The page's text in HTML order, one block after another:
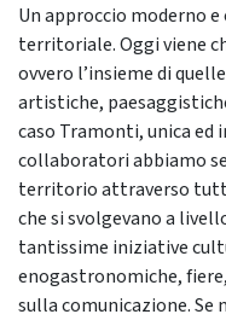
Un approccio moderno
territoriale. Oggi viene
ovvero l’insieme di
artistiche,
caso Tramonti, unica
collaboratori abbiamo
territorio attraverso
che si svolgevano a
tantissime iniziative
enogastronomiche,
sulla comunicazione. Se